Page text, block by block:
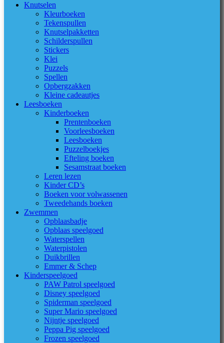
Knutselen
Kleurboeken
Tekenspullen
Knutselpakketten
Schilderspullen
Stickers
Klei
Puzzels
Spellen
Opbergzakken
Kleine cadeautjes
Leesboeken
Kinderboeken
Prentenboeken
Voorleesboeken
Leesboeken
Puzzelboekjes
Efteling boeken
Sesamstraat boeken
Leren lezen
Kinder CD’s
Boeken voor volwassenen
Tweedehands boeken
Zwemmen
Opblaasbadje
Opblaas speelgoed
Waterspellen
Waterpistolen
Duikbrillen
Emmer & Schep
Kinderspeelgoed
PAW Patrol speelgoed
Disney speelgoed
Spiderman speelgoed
Super Mario speelgoed
Nijntje speelgoed
Peppa Pig speelgoed
Frozen speelgoed